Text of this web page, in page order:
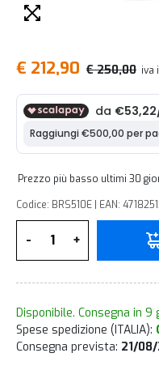
€ 212,90 € 250,00 iva
Prezzo più basso ultimi 30
Codice: BRS510E | EAN:
- +
Disponibile. Consegna in 9
Spese spedizione (ITALIA):
Consegna prevista: 21/